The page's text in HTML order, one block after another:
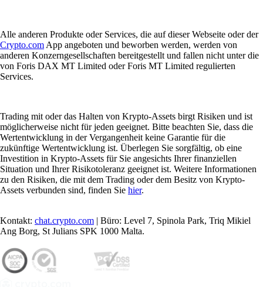
Alle anderen Produkte oder Services, die auf dieser Webseite oder der
Crypto.com App angeboten und beworben werden, werden von
anderen Konzerngesellschaften bereitgestellt und fallen nicht unter die
von Foris DAX MT Limited oder Foris MT Limited regulierten
Services.
Trading mit oder das Halten von Krypto-Assets birgt Risiken und ist
möglicherweise nicht für jeden geeignet. Bitte beachten Sie, dass die
Wertentwicklung in der Vergangenheit keine Garantie für die
zukünftige Wertentwicklung ist. Überlegen Sie sorgfältig, ob eine
Investition in Krypto-Assets für Sie angesichts Ihrer finanziellen
Situation und Ihrer Risikotoleranz geeignet ist. Weitere Informationen
zu den Risiken, die mit dem Trading oder dem Besitz von Krypto-
Assets verbunden sind, finden Sie hier.
Kontakt: chat.crypto.com | Büro: Level 7, Spinola Park, Triq Mikiel
Ang Borg, St Julians SPK 1000 Malta.